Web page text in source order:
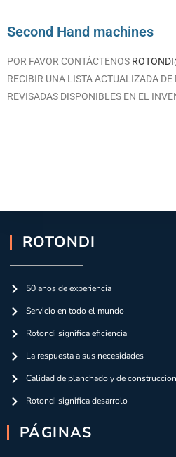
Second Hand machines
POR FAVOR CONTÁCTENOS
RECIBIR UNA LISTA ACTUALIZADA
REVISADAS DISPONIBLES EN EL
ROTONDI
50 anos de experiencia
Servicio en todo el mundo
Rotondi significa eficiencia
La respuesta a sus necesidades
Calidad de planchado y de construccion
Rotondi significa desarrolo
PÁGINAS